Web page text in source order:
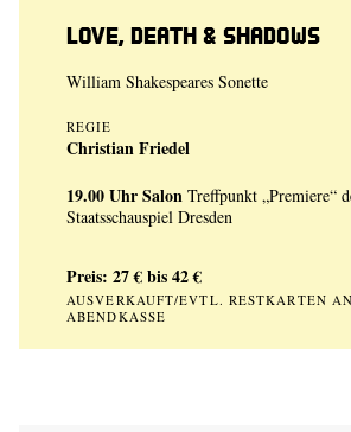
Love, Death & Shadows
William Shakespeares Sonette
REGIE
Christian Friedel
19.00 UhrSalon Treffpunkt „Premiere“
Staatsschauspiel Dresden
Preis: 27 € bis 42 €
AUSVERKAUFT/EVTL. RESTKARTEN
ABENDKASSE